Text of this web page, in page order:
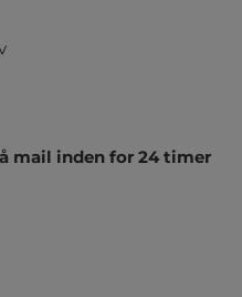
mail inden for 24 timer